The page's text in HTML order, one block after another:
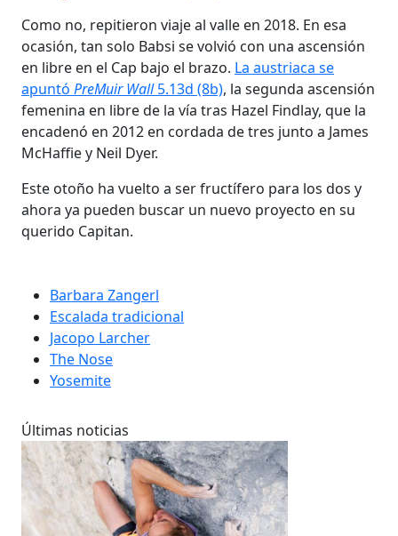
Como no, repitieron viaje al valle en 2018. En esa
ocasión, tan solo Babsi se volvió con una ascensión
en libre en el Cap bajo el brazo. La austriaca se
apuntó PreMuir Wall5.13d (8b), la segunda ascensión
femenina en libre de la vía tras Hazel Findlay, que la
encadenó en 2012 en cordada de tres junto a James
McHaffie y Neil Dyer.
Este otoño ha vuelto a ser fructífero para los dos y
ahora ya pueden buscar un nuevo proyecto en su
querido Capitan.
Barbara Zangerl
Escalada tradicional
Jacopo Larcher
The Nose
Yosemite
Últimas noticias